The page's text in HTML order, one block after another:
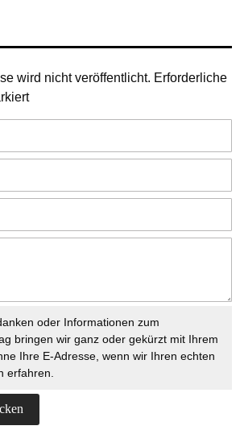
wird nicht veröffentlicht. Erforderliche
oder Informationen zum
bringen wir ganz oder gekürzt mit Ihrem
Ihre E-Adresse, wenn wir Ihren echten
erfahren.